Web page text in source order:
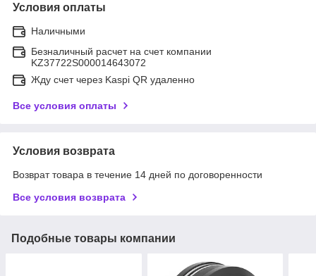
Условия оплаты
Наличными
Безналичный расчет на счет компании
KZ37722S000014643072
Жду счет через Kaspi QR удаленно
Все условия оплаты
Условия возврата
Возврат товара в течение 14 дней по договоренности
Все условия возврата
Подобные товары компании